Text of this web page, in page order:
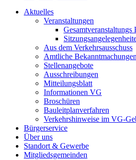
Aktuelles
Veranstaltungen
Gesamtveranstaltungs
Aus dem Verkehrsausschuss
Amtliche Bekanntmachungen
Stellenangebote
Ausschreibungen
Mitteilungsblatt
Informationen VG
Broschüren
Bauleitplanverfahren
Verkehrshinweise im VG-
Bürgerservice
Über uns
Standort & Gewerbe
Mitgliedsgemeinden